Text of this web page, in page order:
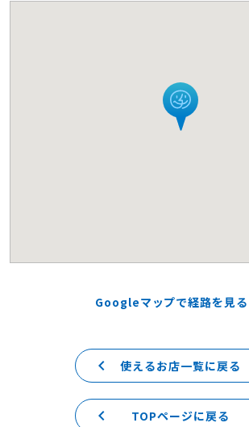
Googleマップで経路を見る
使えるお店一覧に戻る
keyboard_arrow_left
TOPページに戻る
keyboard_arrow_left